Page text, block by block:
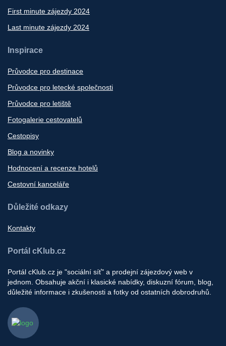
First minute zájezdy 2024
Last minute zájezdy 2024
Inspirace
Průvodce pro destinace
Průvodce pro letecké společnosti
Průvodce pro letiště
Fotogalerie cestovatelů
Cestopisy
Blog a novinky
Hodnocení a recenze hotelů
Cestovní kanceláře
Důležité odkazy
Kontakty
Portál cKlub.cz
Portál cKlub.cz je "sociální síť" a prodejní zájezdový web v
jednom. Obsahuje akční i klasické nabídky, diskuzní fórum, blog,
důležité informace i zkušenosti a fotky od ostatních dobrodruhů.